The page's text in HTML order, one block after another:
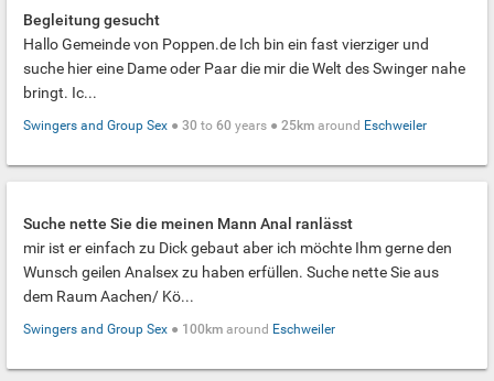
Begleitung gesucht
Hallo Gemeinde von Poppen.de Ich bin ein fast vierziger und
suche hier eine Dame oder Paar die mir die Welt des Swinger nahe
bringt. Ic...
Swingers and Group Sex ● 30 to 60 years ● 25km around Eschweiler
Suche nette Sie die meinen Mann Anal ranlässt
mir ist er einfach zu Dick gebaut aber ich möchte Ihm gerne den
Wunsch geilen Analsex zu haben erfüllen. Suche nette Sie aus
dem Raum Aachen/ Kö...
Swingers and Group Sex ● 100km around Eschweiler